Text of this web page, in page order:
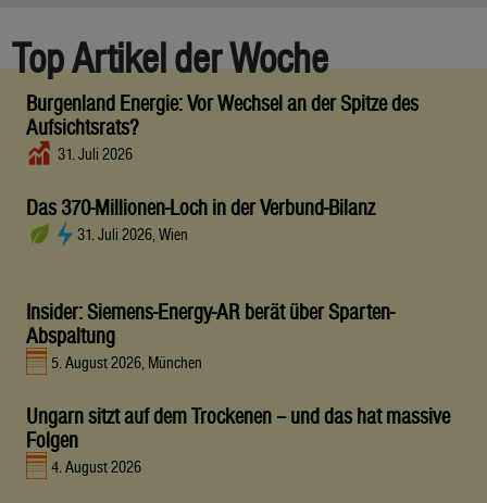
Top Artikel der Woche
Burgenland Energie: Vor Wechsel an der Spitze des
Aufsichtsrats?
31. Juli 2026
Das 370-Millionen-Loch in der Verbund-Bilanz
31. Juli 2026, Wien
Insider: Siemens-Energy-AR berät über Sparten-
Abspaltung
5. August 2026, München
Ungarn sitzt auf dem Trockenen – und das hat massive
Folgen
4. August 2026